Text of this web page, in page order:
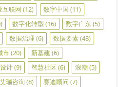
互联网 (12) 数字中国 (11)
数字化转型 (16) 数字广东(5)
数据治理 (6) 数据要素(43)
市(20) 新基建 (6)
计(9) 智慧社区 (6) 浪潮(5)
艾瑞咨询 (8) 赛迪顾问 (7)